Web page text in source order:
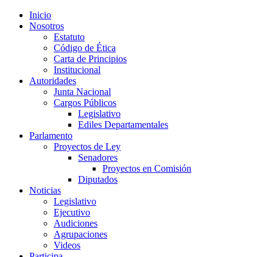
Inicio
Nosotros
Estatuto
Código de Ética
Carta de Principios
Institucional
Autoridades
Junta Nacional
Cargos Públicos
Legislativo
Ediles Departamentales
Parlamento
Proyectos de Ley
Senadores
Proyectos en Comisión
Diputados
Noticias
Legislativo
Ejecutivo
Audiciones
Agrupaciones
Videos